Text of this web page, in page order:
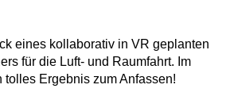
eines kollaborativ in VR geplanten
für die Luft- und Raumfahrt. Im
tolles Ergebnis zum Anfassen!